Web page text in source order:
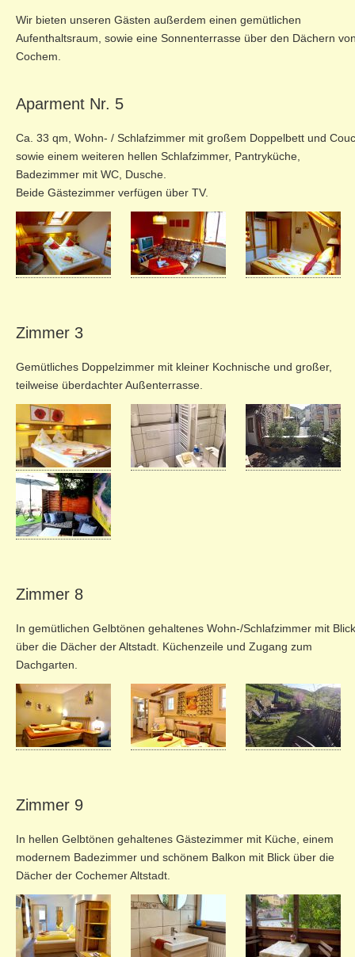
Wir bieten unseren Gästen außerdem einen gemütlichen
Aufenthaltsraum, sowie eine Sonnenterrasse über den Dächern
Cochem.
Aparment Nr. 5
Ca. 33 qm, Wohn- / Schlafzimmer mit großem Doppelbett und
sowie einem weiteren hellen Schlafzimmer, Pantryküche,
Badezimmer mit WC, Dusche.
Beide Gästezimmer verfügen über TV.
Zimmer 3
Gemütliches Doppelzimmer mit kleiner Kochnische und großer,
teilweise überdachter Außenterrasse.
Zimmer 8
In gemütlichen Gelbtönen gehaltenes Wohn-/Schlafzimmer mit Blick
über die Dächer der Altstadt. Küchenzeile und Zugang zum
Dachgarten.
Zimmer 9
In hellen Gelbtönen gehaltenes Gästezimmer mit Küche, einem
modernem Badezimmer und schönem Balkon mit Blick über die
Dächer der Cochemer Altstadt.